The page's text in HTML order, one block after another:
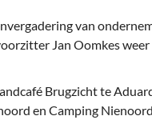
Politieke Partijen
van
Jan Oomkes weer
Brugzicht te
en Camping